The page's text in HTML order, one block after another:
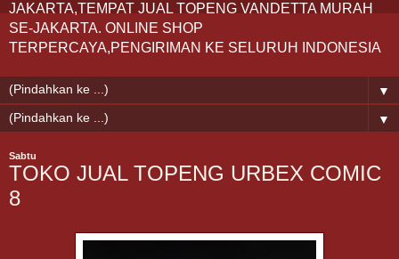
JAKARTA,TEMPAT JUAL TOPENG VANDETTA MURAH
SE-JAKARTA. ONLINE SHOP
TERPERCAYA,PENGIRIMAN KE SELURUH INDONESIA
▼
▼
Sabtu
TOKO JUAL TOPENG URBEX COMIC
8